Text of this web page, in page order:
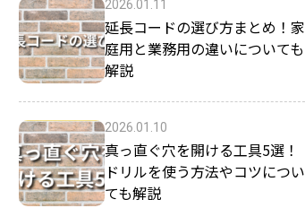
2026.01.11
延長コードの選び方まとめ！家
庭用と業務用の違いについても
解説
2026.01.10
真っ直ぐ穴を開ける工具5選！
ドリルを使う方法やコツについ
ても解説